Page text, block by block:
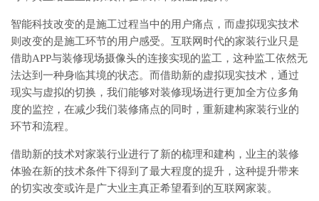
智能科技改变的是施工过程当中的用户痛点，而虚拟现实技术
则改变的是施工环节的用户感受。互联网时代的家装行业只是
借助APP与装修现场摄像头的连接实现的监工，这种监工依然无
法达到一种身临其境的状态。而借助新的虚拟现实技术，通过
现实与虚拟的切换，我们能够对装修现场进行更加全方位多角
度的监控，在减少我们装修痛点的同时，重新建构家装行业的
环节和流程。
借助新的技术对家装行业进行了新的梳理和建构，业主的装修
体验在新的技术条件下得到了最大程度的提升，这种提升带来
的切实改变或许是广大业主真正希望看到的互联网家装。